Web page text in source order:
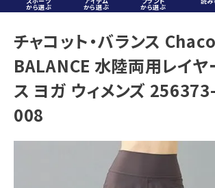
から選ぶ から選ぶ から選ぶ
ようこそ ゲスト 様
meeting_room ログイン person 会員登録
スポーツから選ぶ
チャコット・バランス
BALANCE 水陸両用レイヤ
ス ヨガ ウィメンズ
008